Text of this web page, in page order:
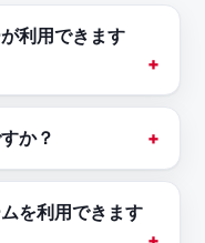
利用できます
か？
を利用できます